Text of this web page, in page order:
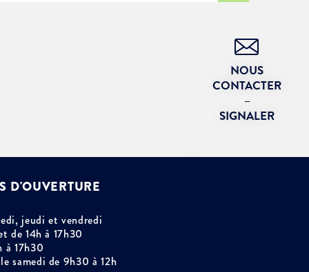
NOUS
CONTACTER
–
SIGNALER
D'OUVERTURE
jeudi et vendredi
de 14h à 17h30
à 17h30
samedi de 9h30 à 12h